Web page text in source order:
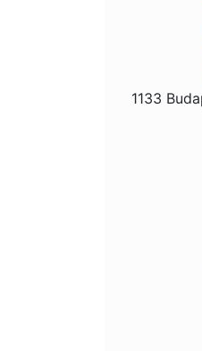
1133